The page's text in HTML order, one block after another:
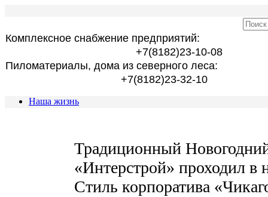
Комплексное снабжение предприятий:
+7(8182)23-10-08
Пиломатериалы, дома из северного леса:
+7(8182)23-32-10
Наша жизнь
Традиционный
«Интерстрой» проходил в
Стиль корпоратива